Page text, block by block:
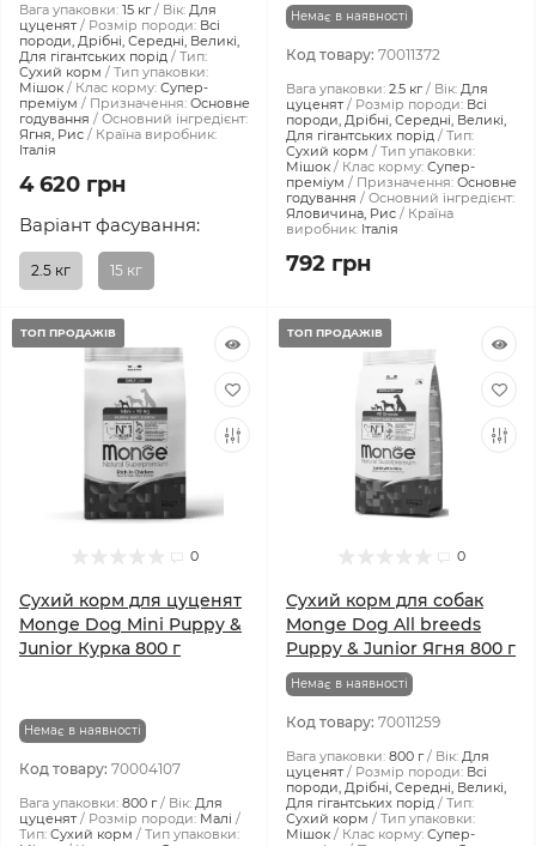
Вага упаковки: 15 кг Вік: Для
цуценят
Розмір породи: Всі
породи, Дрібні, Середні, Великі,
Для гігантських порід
Тип:
Сухий корм
Тип упаковки:
Мішок
Клас корму: Супер-
преміум
Призначення: Основне
годування
Основний інгредієнт:
Ягня, Рис
Країна виробник:
Італія
4 620 грн
Варіант фасування:
2.5 кг 15 кг
Немає в наявності
Код товару: 70011372
Вага упаковки: 2.5 кг Вік: Для
цуценят
Розмір породи: Всі
породи, Дрібні, Середні, Великі,
Для гігантських порід
Тип:
Сухий корм
Тип упаковки:
Мішок
Клас корму: Супер-
преміум
Призначення: Основне
годування
Основний інгредієнт:
Яловичина, Рис
Країна
виробник: Італія
792 грн
ТОП ПРОДАЖІВ
0
Сухий корм для цуценят
Monge Dog Mini Puppy &
Junior Курка 800 г
Немає в наявності
Код товару: 70004107
Вага упаковки: 800 г Вік: Для
цуценят
Розмір породи: Малі
Тип: Сухий корм
Тип упаковки:
ТОП ПРОДАЖІВ
0
Сухий корм для собак
Monge Dog All breeds
Puppy & Junior Ягня 800 г
Немає в наявності
Код товару: 70011259
Вага упаковки: 800 г Вік: Для
цуценят
Розмір породи: Всі
породи, Дрібні, Середні, Великі,
Для гігантських порід
Тип:
Сухий корм
Тип упаковки:
Мішок
Клас корму: Супер-